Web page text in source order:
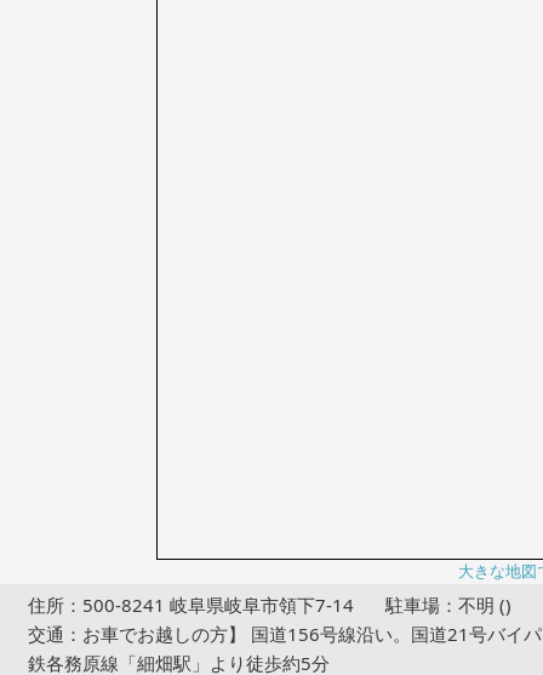
大きな地図
住所：500-8241 岐阜県岐阜市領下7-14
駐車場：不明 ()
交通：お車でお越しの方】 国道156号線沿い。国道21号バイ
鉄各務原線「細畑駅」より徒歩約5分